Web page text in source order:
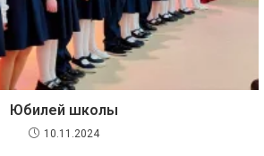
Юбилей школы
10.11.2024